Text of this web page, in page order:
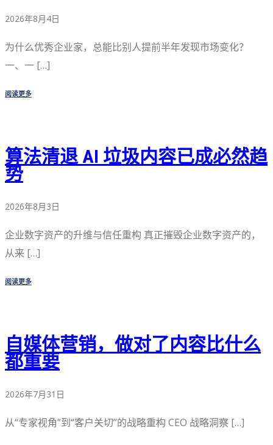
2026年8月4日
为什么优秀企业家，总能比别人提前半年发现市场变化？
一、一 […]
阅读更多
算法清退 AI 垃圾内容已成必然趋
势
2026年8月3日
企业数字资产的升维与信任重构 真正摧毁企业数字资产的，
从来 […]
阅读更多
自媒体营销，做对了内容比什么
都重要
2026年7月31日
从“专家视角”到“客户关切”的战略重构 CEO 战略洞察 […]